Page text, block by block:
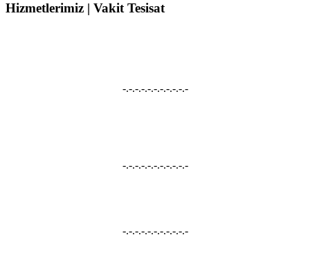
Hizmetlerimiz | Vakit Tesisat
-.-.-.-.-.-.-.-.-.-.-
-.-.-.-.-.-.-.-.-.-.-
-.-.-.-.-.-.-.-.-.-.-